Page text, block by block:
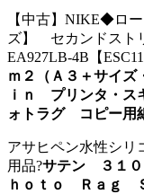
【中古】NIKE◆ロ
ズ】 セカンドスト
EA927LB-4B【
ｍ２（Ａ３＋サイ
ｉｎ プリンタ・
ォトラグ コピー用
アサヒペン水性シ
用品?サテン ３１０
ｈｏｔｏ Ｒａｇ